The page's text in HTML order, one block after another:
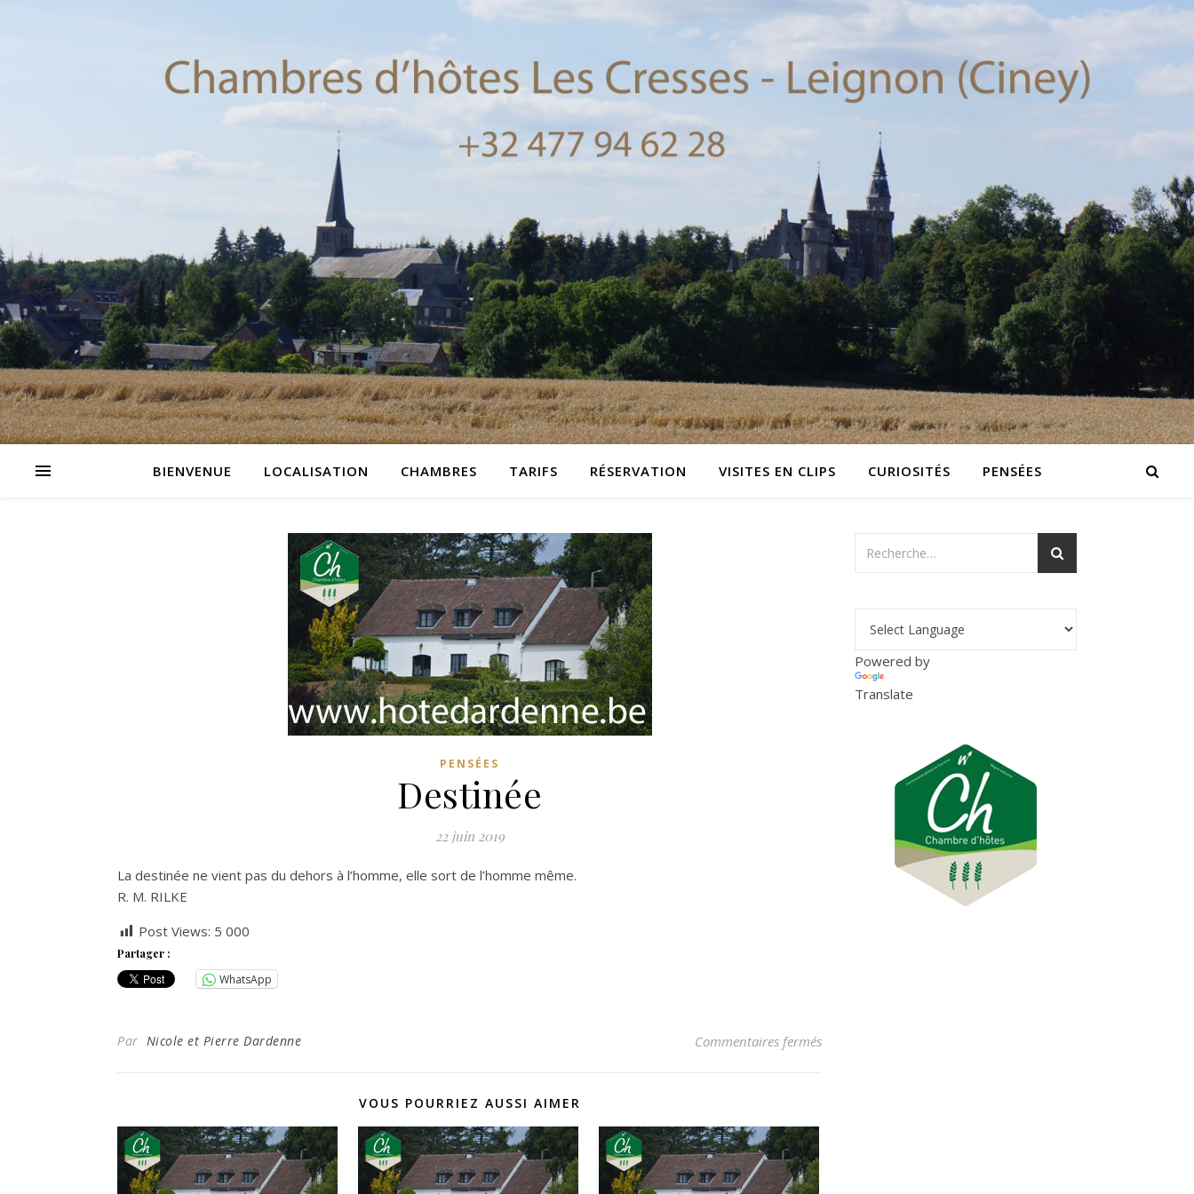
BIENVENUE LOCALISATION CHAMBRES TARIFS RÉSERVATION VISITES EN CLIPS CURIOSITÉS PENSÉES
PENSÉES
Destinée
22 juin 2019
La destinée ne vient pas du dehors à l’homme, elle sort de l’homme même.
R. M. RILKE
Post Views: 5 000
Partager :
WhatsApp
Par Nicole et Pierre Dardenne Commentaires ferméssur Destinée
VOUS POURRIEZ AUSSI AIMER
Powered by
Translate